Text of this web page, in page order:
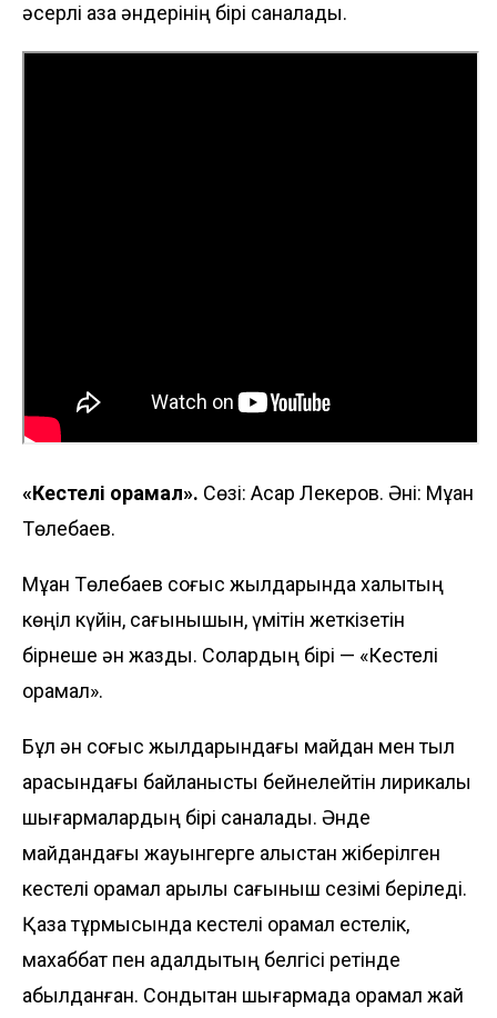
әсерлі қазақ әндерінің бірі саналады.
«Кестелі орамал». Сөзі: Асқар Лекеров. Әні: Мұқан
Төлебаев.
Мұқан Төлебаев соғыс жылдарында халықтың
көңіл күйін, сағынышын, үмітін жеткізетін
бірнеше ән жазды. Солардың бірі — «Кестелі
орамал».
Бұл ән соғыс жылдарындағы майдан мен тыл
арасындағы байланысты бейнелейтін лирикалық
шығармалардың бірі саналады. Әнде
майдандағы жауынгерге алыстан жіберілген
кестелі орамал арқылы сағыныш сезімі беріледі.
Қазақ тұрмысында кестелі орамал естелік,
махаббат пен адалдықтың белгісі ретінде
қабылданған. Сондықтан шығармада орамал жай